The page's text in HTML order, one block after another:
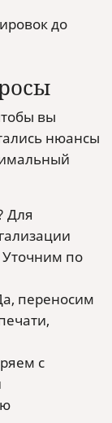
до
вы
нюансы
Для
Уточним по
переносим
с